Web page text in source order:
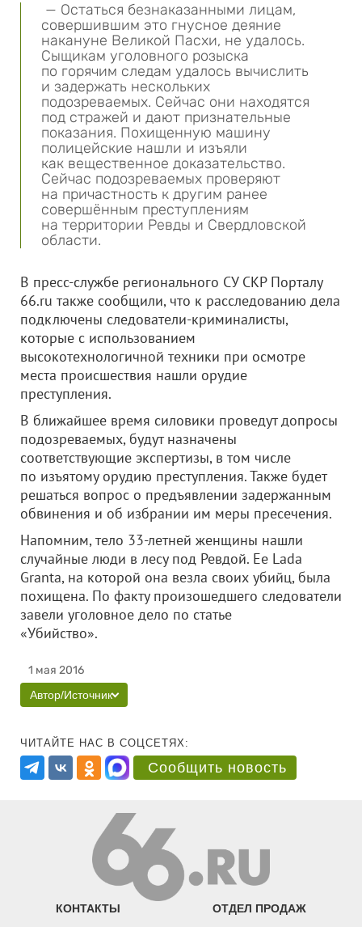
— Остаться безнаказанными лицам,
совершившим это гнусное деяние
накануне Великой Пасхи, не удалось.
Сыщикам уголовного розыска
по горячим следам удалось вычислить
и задержать нескольких
подозреваемых. Сейчас они находятся
под стражей и дают признательные
показания. Похищенную машину
полицейские нашли и изъяли
как вещественное доказательство.
Сейчас подозреваемых проверяют
на причастность к другим ранее
совершённым преступлениям
на территории Ревды и Свердловской
области.
В пресс-службе регионального СУ СКР Порталу
66.ru также сообщили, что к расследованию дела
подключены следователи-криминалисты,
которые с использованием
высокотехнологичной техники при осмотре
места происшествия нашли орудие
преступления.
В ближайшее время силовики проведут допросы
подозреваемых, будут назначены
соответствующие экспертизы, в том числе
по изъятому орудию преступления. Также будет
решаться вопрос о предъявлении задержанным
обвинения и об избрании им меры пресечения.
Напомним, тело 33-летней женщины нашли
случайные люди в лесу под Ревдой. Ее Lada
Granta, на которой она везла своих убийц, была
похищена. По факту произошедшего следователи
завели уголовное дело по статье
«Убийство».
1 мая 2016
Автор/Источник
ЧИТАЙТЕ НАС В СОЦСЕТЯХ:
Сообщить новость
КОНТАКТЫ ОТДЕЛ ПРОДАЖ